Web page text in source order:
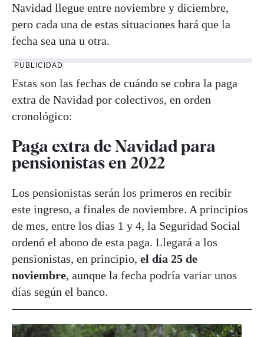
Navidad llegue entre noviembre y diciembre,
pero cada una de estas situaciones hará que la
fecha sea una u otra.
PUBLICIDAD
Estas son las fechas de cuándo se cobra la paga
extra de Navidad por colectivos, en orden
cronológico:
Paga extra de Navidad para
pensionistas en 2022
Los pensionistas serán los primeros en recibir
este ingreso, a finales de noviembre. A principios
de mes, entre los días 1 y 4, la Seguridad Social
ordenó el abono de esta paga. Llegará a los
pensionistas, en principio, el día 25 de
noviembre, aunque la fecha podría variar unos
días según el banco.